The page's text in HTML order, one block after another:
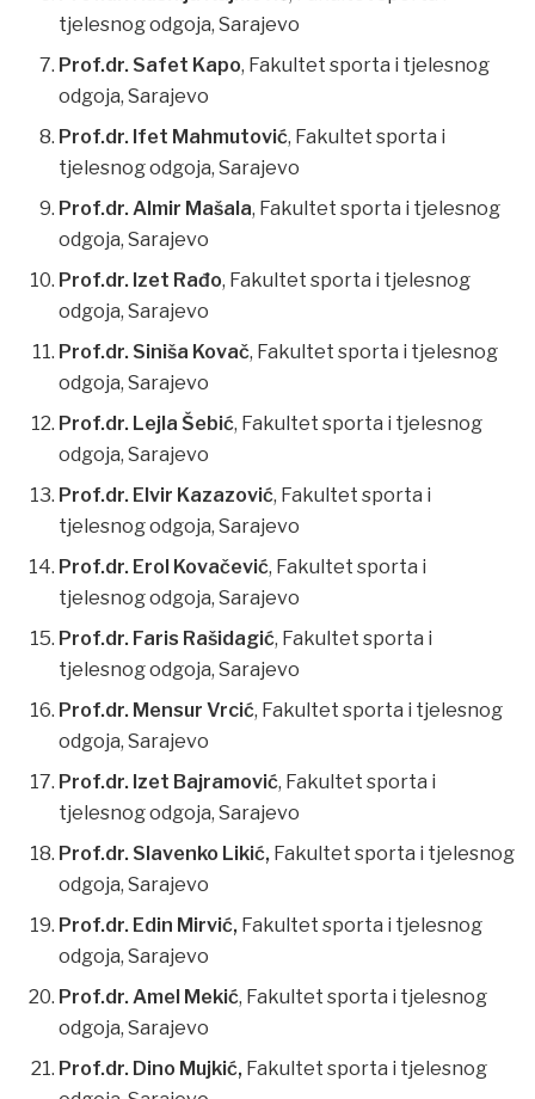
tjelesnog odgoja, Sarajevo
Prof.dr. Safet Kapo, Fakultet sporta i tjelesnog
odgoja, Sarajevo
Prof.dr. Ifet Mahmutović, Fakultet sporta i
tjelesnog odgoja, Sarajevo
Prof.dr. Almir Mašala, Fakultet sporta i tjelesnog
odgoja, Sarajevo
Prof.dr. Izet Rađo, Fakultet sporta i tjelesnog
odgoja, Sarajevo
Prof.dr. Siniša Kovač, Fakultet sporta i tjelesnog
odgoja, Sarajevo
Prof.dr. Lejla Šebić, Fakultet sporta i tjelesnog
odgoja, Sarajevo
Prof.dr. Elvir Kazazović, Fakultet sporta i
tjelesnog odgoja, Sarajevo
Prof.dr. Erol Kovačević, Fakultet sporta i
tjelesnog odgoja, Sarajevo
Prof.dr. Faris Rašidagić, Fakultet sporta i
tjelesnog odgoja, Sarajevo
Prof.dr. Mensur Vrcić, Fakultet sporta i tjelesnog
odgoja, Sarajevo
Prof.dr. Izet Bajramović, Fakultet sporta i
tjelesnog odgoja, Sarajevo
Prof.dr. Slavenko Likić, Fakultet sporta i tjelesnog
odgoja, Sarajevo
Prof.dr. Edin Mirvić, Fakultet sporta i tjelesnog
odgoja, Sarajevo
Prof.dr. Amel Mekić, Fakultet sporta i tjelesnog
odgoja, Sarajevo
Prof.dr. Dino Mujkić, Fakultet sporta i tjelesnog